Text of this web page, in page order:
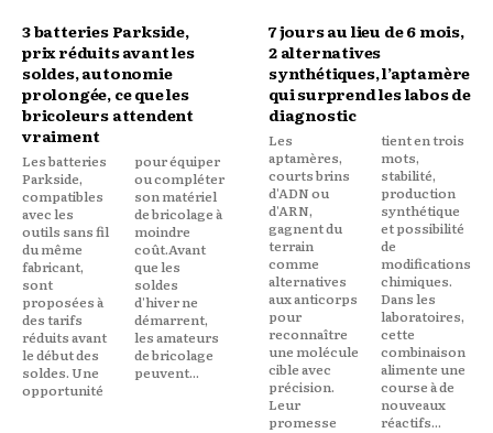
3 batteries Parkside,
prix réduits avant les
soldes, autonomie
prolongée, ce que les
bricoleurs attendent
vraiment
Les batteries
Parkside,
compatibles
avec les
outils sans fil
du même
fabricant,
sont
proposées à
des tarifs
réduits avant
le début des
soldes. Une
opportunité
pour équiper
ou compléter
son matériel
de bricolage à
moindre
coût.Avant
que les
soldes
d'hiver ne
démarrent,
les amateurs
de bricolage
peuvent...
7 jours au lieu de 6 mois,
2 alternatives
synthétiques, l’aptamère
qui surprend les labos de
diagnostic
Les
aptamères,
courts brins
d'ADN ou
d'ARN,
gagnent du
terrain
comme
alternatives
aux anticorps
pour
reconnaître
une molécule
cible avec
précision.
Leur
promesse
tient en trois
mots,
stabilité,
production
synthétique
et possibilité
de
modifications
chimiques.
Dans les
laboratoires,
cette
combinaison
alimente une
course à de
nouveaux
réactifs...